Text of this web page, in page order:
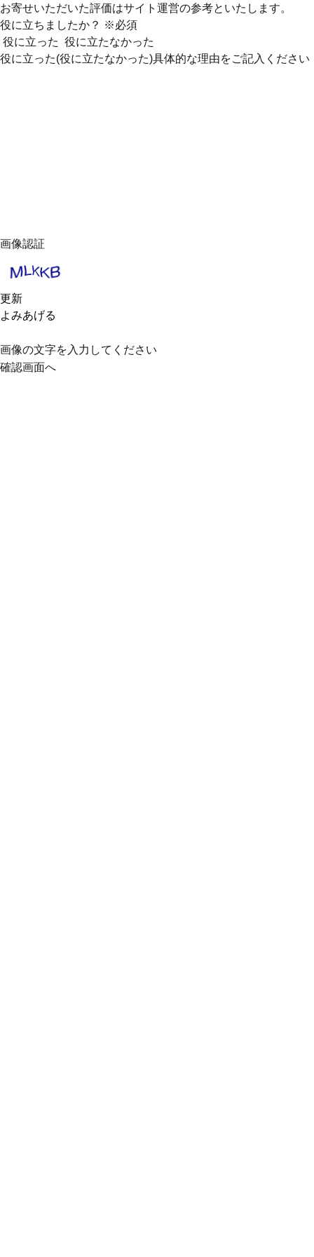
お寄せいただいた評価はサイト運営の参考といたします。
役に立ちましたか？ ※必須
役に立った 役に立たなかった
役に立った(役に立たなかった)具体的な理由をご記入ください
画像認証
更新
よみあげる
画像の文字を入力してください